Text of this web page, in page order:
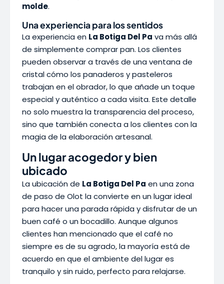
molde.
Una experiencia para los sentidos
La experiencia en La Botiga Del Pa va más allá
de simplemente comprar pan. Los clientes
pueden observar a través de una ventana de
cristal cómo los panaderos y pasteleros
trabajan en el obrador, lo que añade un toque
especial y auténtico a cada visita. Este detalle
no solo muestra la transparencia del proceso,
sino que también conecta a los clientes con la
magia de la elaboración artesanal.
Un lugar acogedor y bien
ubicado
La ubicación de La Botiga Del Pa en una zona
de paso de Olot la convierte en un lugar ideal
para hacer una parada rápida y disfrutar de un
buen café o un bocadillo. Aunque algunos
clientes han mencionado que el café no
siempre es de su agrado, la mayoría está de
acuerdo en que el ambiente del lugar es
tranquilo y sin ruido, perfecto para relajarse.